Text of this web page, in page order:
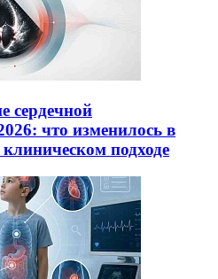
сердечной
что изменилось в
подходе